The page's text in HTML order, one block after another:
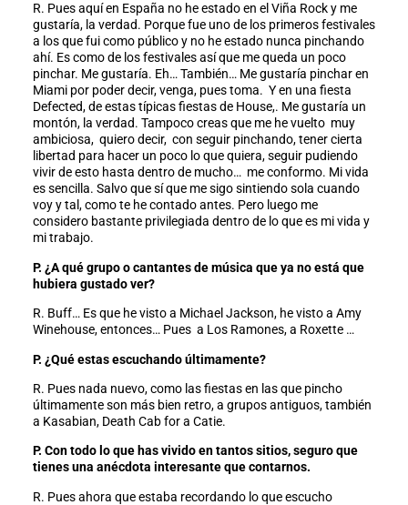
R. Pues aquí en España no he estado en el Viña Rock y me
gustaría, la verdad. Porque fue uno de los primeros festivales
a los que fui como público y no he estado nunca pinchando
ahí. Es como de los festivales así que me queda un poco
pinchar. Me gustaría. Eh… También… Me gustaría pinchar en
Miami por poder decir, venga, pues toma. Y en una fiesta
Defected, de estas típicas fiestas de House,. Me gustaría un
montón, la verdad. Tampoco creas que me he vuelto muy
ambiciosa, quiero decir, con seguir pinchando, tener cierta
libertad para hacer un poco lo que quiera, seguir pudiendo
vivir de esto hasta dentro de mucho… me conformo. Mi vida
es sencilla. Salvo que sí que me sigo sintiendo sola cuando
voy y tal, como te he contado antes. Pero luego me
considero bastante privilegiada dentro de lo que es mi vida y
mi trabajo.
P. ¿A qué grupo o cantantes de música que ya no está que
hubiera gustado ver?
R. Buff… Es que he visto a Michael Jackson, he visto a Amy
Winehouse, entonces… Pues a Los Ramones, a Roxette …
P. ¿Qué estas escuchando últimamente?
R. Pues nada nuevo, como las fiestas en las que pincho
últimamente son más bien retro, a grupos antiguos, también
a Kasabian, Death Cab for a Catie.
P. Con todo lo que has vivido en tantos sitios, seguro que
tienes una anécdota interesante que contarnos.
R. Pues ahora que estaba recordando lo que escucho